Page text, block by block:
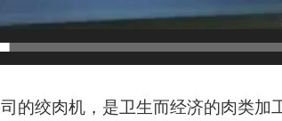
肉机，是卫生而经济的肉类加工